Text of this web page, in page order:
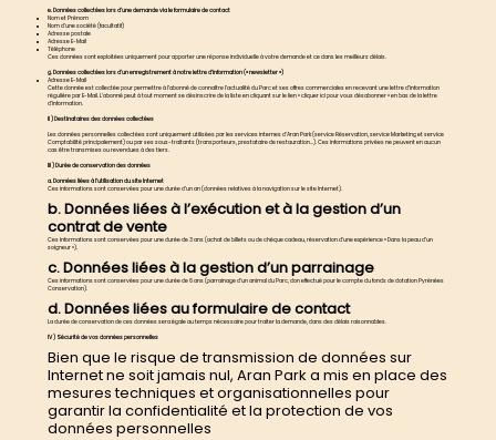
e. Données collectées lors d’une demande via le formulaire de contact
Nom et Prénom
Nom d’une société (facultatif)
Adresse postale
Adresse E-Mail
Téléphone
Ces données sont exploitées uniquement pour apporter une réponse individuelle à votre demande et ce dans les meilleurs délais.
g. Données collectées lors d’un enregistrement à notre lettre d’information (« newsletter »)
Adresse E-Mail
Cette donnée est collectée pour permettre à l’abonné de connaître l’actualité du Parc et ses offres commerciales en recevant une lettre d’information
régulière par E-Mail. L’abonné peut à tout moment se désinscrire de la liste en cliquant sur le lien « cliquer ici pour vous désabonner » en bas de la lettre
d’information.
II ) Destinataires des données collectées
Les données personnelles collectées sont uniquement utilisées par les services internes d’Aran Park (service Réservation, service Marketing et service
Comptabilité principalement) ou par ses sous-traitants (transporteurs, prestataire de restauration…). Ces informations privées ne peuvent en aucun
cas être transmises ou revendues à des tiers.
III ) Durée de conservation des données
a. Données liées à l’utilisation du site Internet
Ces informations sont conservées pour une durée d’un an (données relatives à la navigation sur le site Internet).
b. Données liées à l’exécution et à la gestion d’un
contrat de vente
Ces informations sont conservées pour une durée de 3 ans (achat de billets ou de chèque cadeau, réservation d’une expérience « Dans la peau d’un
soigneur »).
c. Données liées à la gestion d’un parrainage
Ces informations sont conservées pour une durée de 6 ans (parrainage d’un animal du Parc, don effectué pour le compte du fonds de dotation Pyrénées
Conservation).
d. Données liées au formulaire de contact
La durée de conservation de ces données sera égale au temps nécessaire pour traiter la demande, dans des délais raisonnables.
IV ) Sécurité de vos données personnelles
Bien que le risque de transmission de données sur
Internet ne soit jamais nul, Aran Park a mis en place des
mesures techniques et organisationnelles pour
garantir la confidentialité et la protection de vos
données personnelles